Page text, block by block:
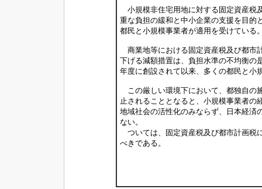
小規模非住宅用地に対する固定資産税
重な負担の緩和と中小企業の支援を目的
都民と小規模事業者が適用を受けている
商業地等における固定資産税及び都市
下げる減額措置は、負担水準の不均衡の
年度に創設されて以来、多くの都民と小
この厳しい環境下において、都独自の
止されることとなると、小規模事業者の
地域社会の活性化のみならず、日本経済
ない。
ついては、固定資産税及び都市計画税
べきである。